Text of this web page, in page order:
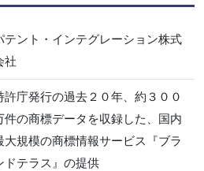
テント・インテグレーション株式
社
許庁発行の過去２０年、約３００
件の商標データを収録した、国内
大規模の商標情報サービス『ブラ
ドテラス』の提供